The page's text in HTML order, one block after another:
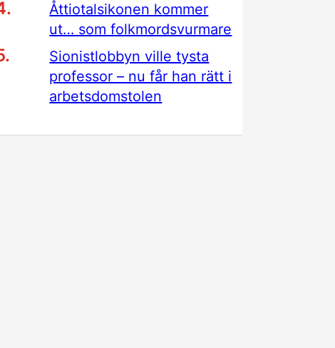
Åttiotalsikonen kommer
ut… som folkmordsvurmare
Sionistlobbyn ville tysta
professor – nu får han rätt i
arbetsdomstolen